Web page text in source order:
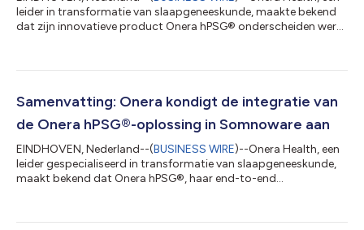
leider in transformatie van slaapgeneeskunde, maakte bekend
dat zijn innovatieve product Onera hPSG® onderscheiden werd
uitzonderlijke ontwerpkwaliteit en benadrukt de inzet van Onera
gerichte innovatie. De Red Dot Award, een van de meest
gegeerde kwaliteitsonderscheidi...
Samenvatting: Onera kondigt de integratie van
de Onera hPSG®-oplossing in Somnoware aan
EINDHOVEN, Nederland--(BUSINESS WIRE)--Onera Health, een
leider gespecialiseerd in transformatie van slaapgeneeskunde,
maakt bekend dat Onera hPSG®, haar end-to-end
voor slaaplabs. Dankzij deze integratie kunnen artsen PSG's